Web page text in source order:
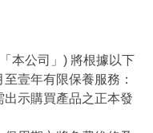
本公司」) 將根據以下
壹年有限保養服務：
示購買產品之正本發